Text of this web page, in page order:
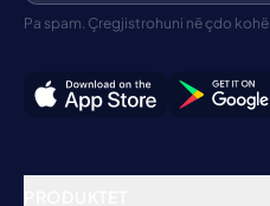
Pa spam. Çregjistrohuni në çdo kohë.